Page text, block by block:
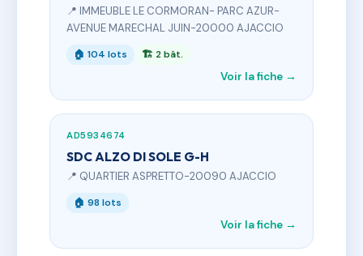
📍 IMMEUBLE LE CORMORAN- PARC AZUR-
AVENUE MARECHAL JUIN-20000 AJACCIO
🏠 104 lots 🏗 2 bât.
Voir la fiche →
AD5934674
SDC ALZO DI SOLE G-H
📍 QUARTIER ASPRETTO-20090 AJACCIO
🏠 98 lots
Voir la fiche →